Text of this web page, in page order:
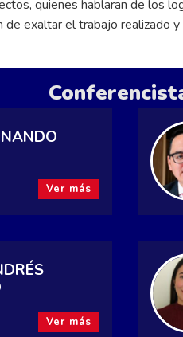
quienes hablaran de los
exaltar el trabajo realizado
Ver más
Ver más